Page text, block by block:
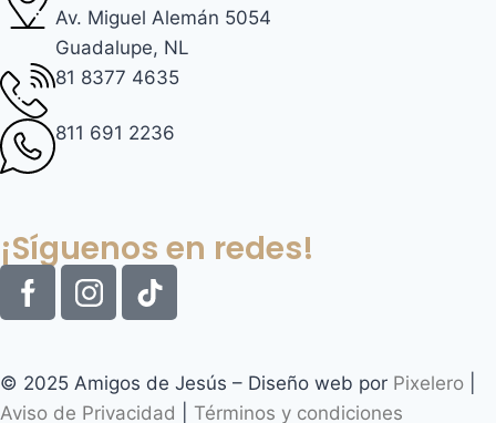
Av. Miguel Alemán 5054
Guadalupe, NL
81 8377 4635
811 691 2236
¡Síguenos en redes!
© 2025 Amigos de Jesús – Diseño web por Pixelero
Aviso de Privacidad
Términos y condiciones